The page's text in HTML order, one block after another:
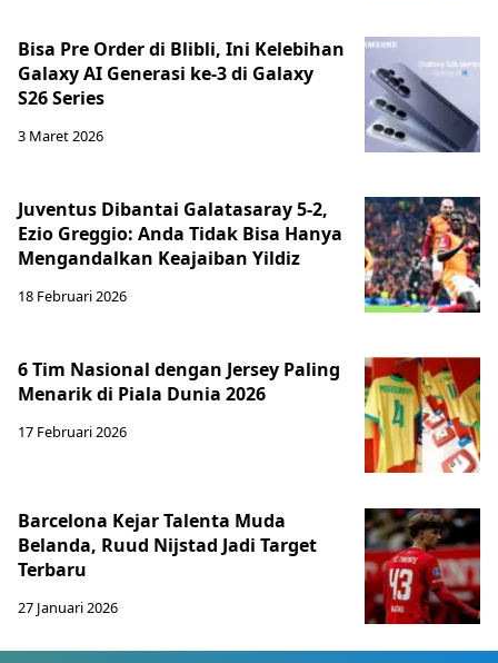
Bisa Pre Order di Blibli, Ini Kelebihan
Galaxy AI Generasi ke-3 di Galaxy
S26 Series
3 Maret 2026
Juventus Dibantai Galatasaray 5-2,
Ezio Greggio: Anda Tidak Bisa Hanya
Mengandalkan Keajaiban Yildiz
18 Februari 2026
6 Tim Nasional dengan Jersey Paling
Menarik di Piala Dunia 2026
17 Februari 2026
Barcelona Kejar Talenta Muda
Belanda, Ruud Nijstad Jadi Target
Terbaru
27 Januari 2026